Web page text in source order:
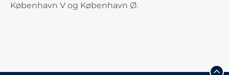
København V og København Ø.